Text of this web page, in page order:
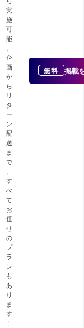
実
施
可
能
企
画
か
ら
リ
タ
ー
ン
配
送
ま
で
す
べ
て
お
任
せ
の
プ
ラ
ン
も
あ
り
ま
す
！
無料 掲載